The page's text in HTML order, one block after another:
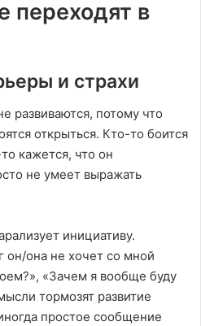
переходят в
и страхи
развиваются, потому что
открыться. Кто-то боится
кажется, что он
не умеет выражать
инициативу.
он/она не хочет со мной
«Зачем я вообще буду
тормозят развитие
простое сообщение